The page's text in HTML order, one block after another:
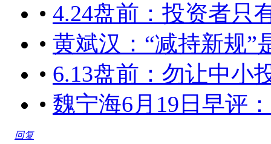
• 4.24盘前：投资者只
• 黄斌汉：“减持新规”
• 6.13盘前：勿让中小
• 魏宁海6月19日早评
回复